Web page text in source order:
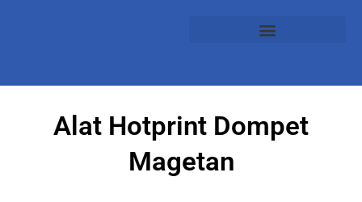
Alat Hotprint Dompet
Magetan